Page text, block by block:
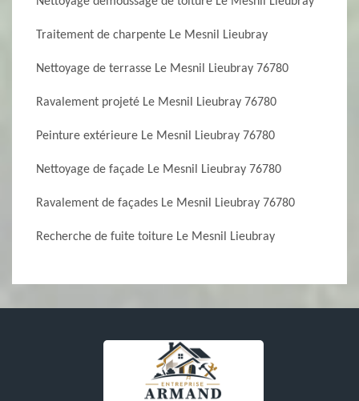
Traitement de charpente Le Mesnil Lieubray
Nettoyage de terrasse Le Mesnil Lieubray 76780
Ravalement projeté Le Mesnil Lieubray 76780
Peinture extérieure Le Mesnil Lieubray 76780
Nettoyage de façade Le Mesnil Lieubray 76780
Ravalement de façades Le Mesnil Lieubray 76780
Recherche de fuite toiture Le Mesnil Lieubray